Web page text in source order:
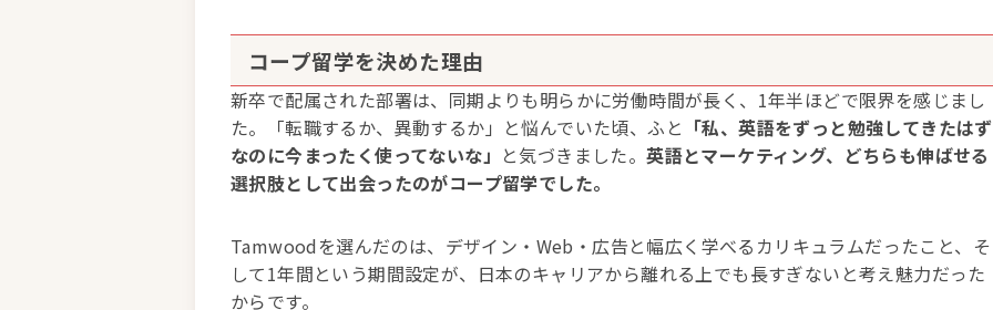
コープ留学を決めた理由
新卒で配属された部署は、同期よりも明らかに労働時間が長く、1年半ほどで限界を感じまし
た。「転職するか、異動するか」と悩んでいた頃、ふと 「私、英語をずっと勉強してきたはず
なのに今まったく使ってないな」 と気づきました。英語とマーケティング、どちらも伸ばせる
選択肢として出会ったのがコープ留学でした。
Tamwoodを選んだのは、デザイン・Web・広告と幅広く学べるカリキュラムだったこと、そ
して1年間という期間設定が、日本のキャリアから離れる上でも長すぎないと考え魅力だった
からです。